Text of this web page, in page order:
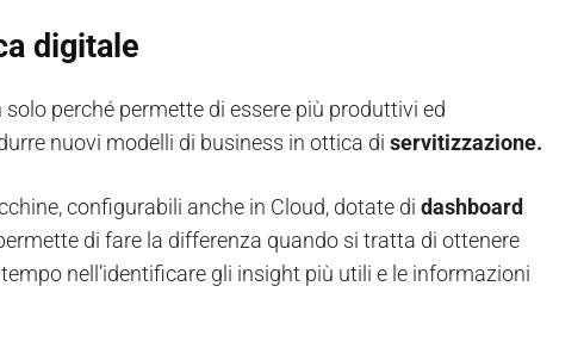
digitale
perché permette di essere più produttivi ed
nuovi modelli di business in ottica di servitizzazione.
configurabili anche in Cloud, dotate di dashboard
di fare la differenza quando si tratta di ottenere
nell’identificare gli insight più utili e le informazioni